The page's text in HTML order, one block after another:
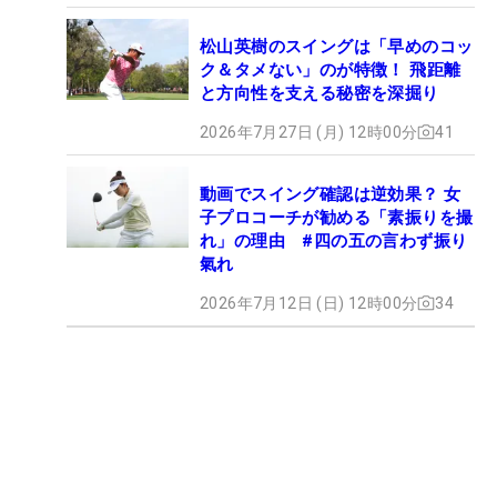
松山英樹のスイングは「早めのコッ
ク＆タメない」のが特徴！ 飛距離
と方向性を支える秘密を深掘り
2026年7月27日 (月) 12時00分 41
動画でスイング確認は逆効果？ 女
子プロコーチが勧める「素振りを撮
れ」の理由 #四の五の言わず振り
氣れ
2026年7月12日 (日) 12時00分 34